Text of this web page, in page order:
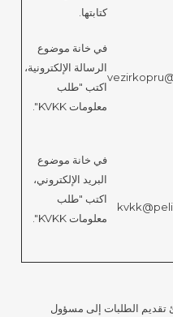
كتابتها.
في خانة موضوع
الرسالة الإلكترونية،
اكتب "طلب
معلومات KVKK".
في خانة موضوع
البريد الإلكتروني،
اكتب "طلب
معلومات KVKK".
تقديم الطلبات إلى مسؤول